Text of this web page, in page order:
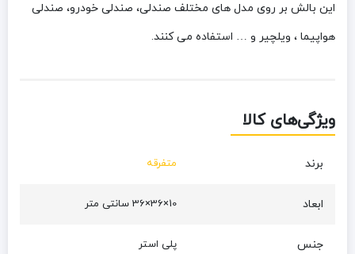
این بالش بر روی مدل های مختلف صندلی، صندلی خودرو، صندلی
هواپیما ، ویلچیر و …‏ استفاده می کنند.
ویژگی‌های کالا
برند متفرقه
ابعاد 10×36×36 سانتی متر
جنس پلی استر